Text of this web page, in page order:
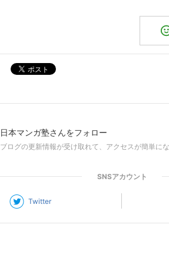
ポスト
日本マンガ塾さんをフォロー
ブログの更新情報が受け取れて、アクセスが簡単に
SNSアカウント
Twitter